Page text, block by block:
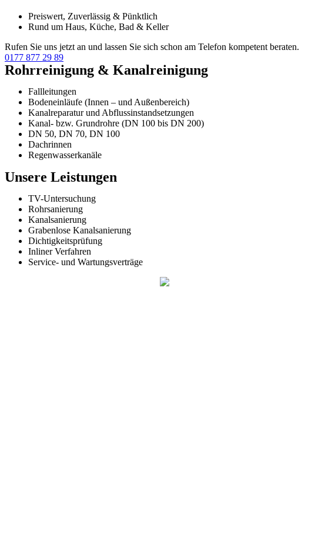
Preiswert, Zuverlässig & Pünktlich
Rund um Haus, Küche, Bad & Keller
Rufen Sie uns jetzt an und lassen Sie sich schon am Telefon kompetent beraten.
0177 877 29 89
Rohrreinigung & Kanalreinigung
Fallleitungen
Bodeneinläufe (Innen – und Außenbereich)
Kanalreparatur und Abflussinstandsetzungen
Kanal- bzw. Grundrohre (DN 100 bis DN 200)
DN 50, DN 70, DN 100
Dachrinnen
Regenwasserkanäle
Unsere Leistungen
TV-Untersuchung
Rohrsanierung
Kanalsanierung
Grabenlose Kanalsanierung
Dichtigkeitsprüfung
Inliner Verfahren
Service- und Wartungsverträge